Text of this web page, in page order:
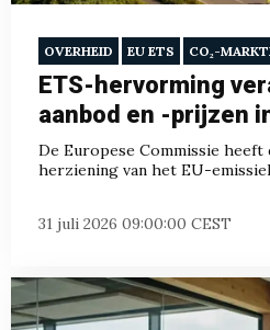
OVERHEID EU ETS CO₂-
ETS-hervorming
aanbod en -prijzen
De Europese Commissie
herziening van het EU-
31 juli 2026 09:00:00 CEST